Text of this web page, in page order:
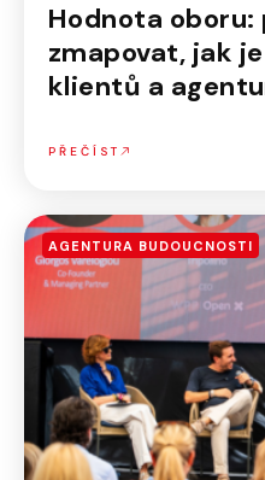
Hodnota oboru:
zmapovat, jak
klientů a
PŘEČÍST
AGENTURA BUDOUCNOSTI